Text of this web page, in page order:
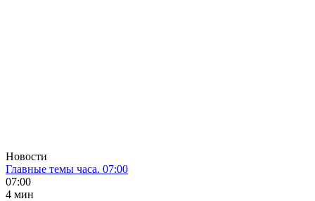
Новости
Главные темы часа. 07:00
07:00
4 мин